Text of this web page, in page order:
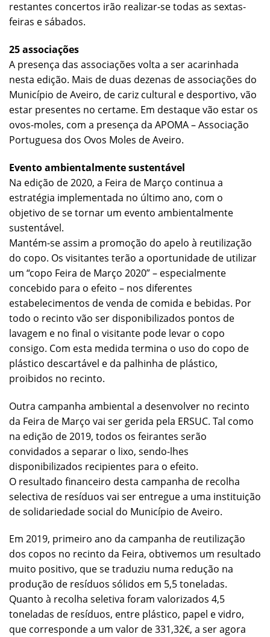
restantes concertos irão realizar-se todas as sextas-
feiras e sábados.
25 associações
A presença das associações volta a ser acarinhada
nesta edição. Mais de duas dezenas de associações do
Município de Aveiro, de cariz cultural e desportivo, vão
estar presentes no certame. Em destaque vão estar os
ovos-moles, com a presença da APOMA – Associação
Portuguesa dos Ovos Moles de Aveiro.
Evento ambientalmente sustentável
Na edição de 2020, a Feira de Março continua a
estratégia implementada no último ano, com o
objetivo de se tornar um evento ambientalmente
sustentável.
Mantém-se assim a promoção do apelo à reutilização
do copo. Os visitantes terão a oportunidade de utilizar
um “copo Feira de Março 2020” – especialmente
concebido para o efeito – nos diferentes
estabelecimentos de venda de comida e bebidas. Por
todo o recinto vão ser disponibilizados pontos de
lavagem e no final o visitante pode levar o copo
consigo. Com esta medida termina o uso do copo de
plástico descartável e da palhinha de plástico,
proibidos no recinto.
Outra campanha ambiental a desenvolver no recinto
da Feira de Março vai ser gerida pela ERSUC. Tal como
na edição de 2019, todos os feirantes serão
convidados a separar o lixo, sendo-lhes
disponibilizados recipientes para o efeito.
O resultado financeiro desta campanha de recolha
selectiva de resíduos vai ser entregue a uma instituição
de solidariedade social do Município de Aveiro.
Em 2019, primeiro ano da campanha de reutilização
dos copos no recinto da Feira, obtivemos um resultado
muito positivo, que se traduziu numa redução na
produção de resíduos sólidos em 5,5 toneladas.
Quanto à recolha seletiva foram valorizados 4,5
toneladas de resíduos, entre plástico, papel e vidro,
que corresponde a um valor de 331,32€, a ser agora